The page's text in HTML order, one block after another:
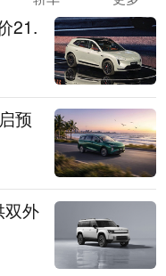
21.
预
双外